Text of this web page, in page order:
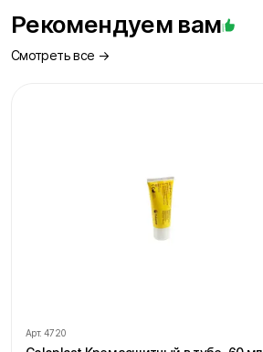
Рекомендуем вам
Смотреть все →
Арт. 4720